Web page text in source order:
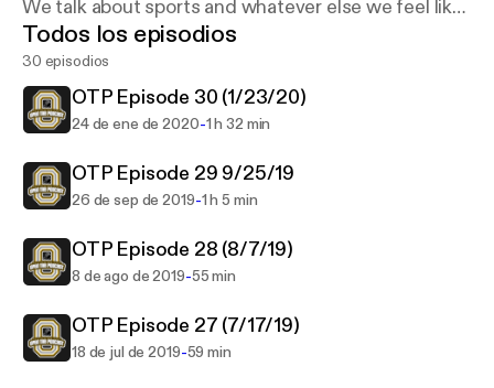
We talk about sports and whatever else we feel like
talking about. Hosted by Mike Kelly (@Mikelly_12)
and Vin Yodice (@VYodice)
Todos los episodios
30 episodios
OTP Episode 30 (1/23/20)
24 de ene de 2020-1 h 32 min
OTP Episode 29 9/25/19
26 de sep de 2019-1 h 5 min
OTP Episode 28 (8/7/19)
8 de ago de 2019-55 min
OTP Episode 27 (7/17/19)
18 de jul de 2019-59 min